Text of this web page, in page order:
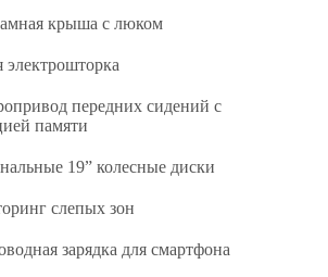
крыша с люком
электрошторка
передних сидений с
памяти
19” колесные диски
слепых зон
зарядка для смартфона